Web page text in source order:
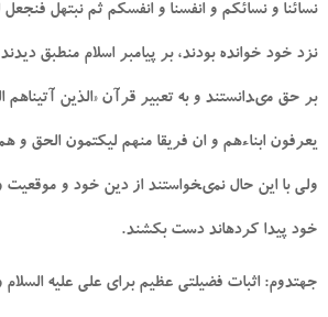
نسائنا و نسائكم و انفسنا و انفسكم ثم نبتهل فنجعل
نزد خود خوانده بودند، بر پيامبر اسلام منطبق
بر حق مى‏دانستند و به تعبير قرآن «الذين آتيناهم
ولى با اين حال نمى‏خواستند از دين خود و موقعيت
خود پيدا كرده‏اند دست بكشند.
جهت‏دوم: اثبات فضيلتى‏ عظيم براى على‏ عليه السلام